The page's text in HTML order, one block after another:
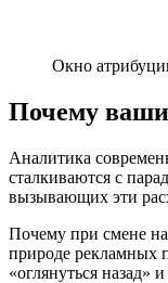
Окно
Почему
Аналитика
сталкиваются с
вызывающих эти
Почему при смене
природе рекламных
«оглянуться назад»